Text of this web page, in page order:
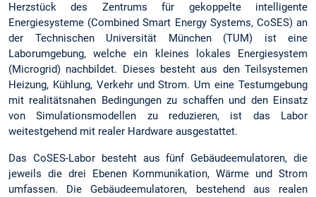
Herzstück des Zentrums für gekoppelte intelligente
Energiesysteme (Combined Smart Energy Systems, CoSES) an
der Technischen Universität München (TUM) ist eine
Laborumgebung, welche ein kleines lokales Energiesystem
(Microgrid) nachbildet. Dieses besteht aus den Teilsystemen
Heizung, Kühlung, Verkehr und Strom. Um eine Testumgebung
mit realitätsnahen Bedingungen zu schaffen und den Einsatz
von Simulationsmodellen zu reduzieren, ist das Labor
weitestgehend mit realer Hardware ausgestattet.
Das CoSES-Labor besteht aus fünf Gebäudeemulatoren, die
jeweils die drei Ebenen Kommunikation, Wärme und Strom
umfassen. Die Gebäudeemulatoren, bestehend aus realen